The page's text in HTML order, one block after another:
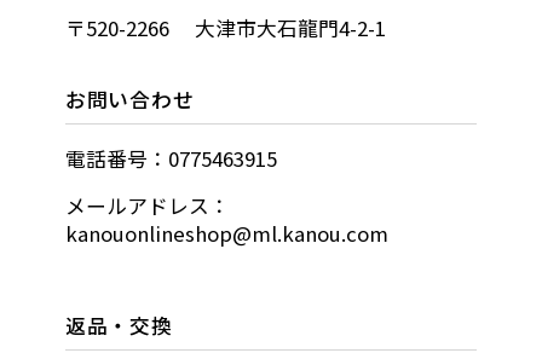
〒520-2266 大津市大石龍門4-2-1
お問い合わせ
電話番号：0775463915
メールアドレス：
kanouonlineshop@ml.kanou.com
返品・交換